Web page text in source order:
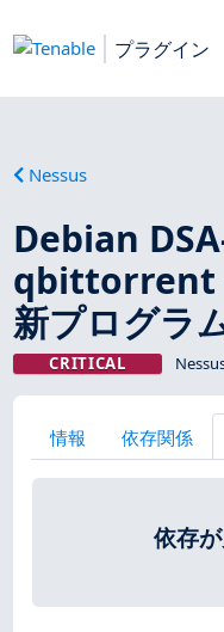
プラグイン
Nessus
Debian
qbittorrent
新プログラ
CRITICAL
情報 依存関係
依存